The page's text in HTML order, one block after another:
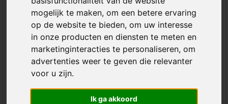
mogelijk te maken,om een betere ervaring
op de website te bieden,om uw interesse
in onze producten en diensten te meten en
marketinginteracties te personaliseren,om
advertenties weer te geven die relevanter
voor u zijn.
Ik ga akkoord
Complete mopset met
sprenklersteel! Vergeet
sjouwen met zware emmers
water. Met...
€ 49,-
De ideale mopset voor om
uw harde vloer te reinigen!
115,- € 95,-